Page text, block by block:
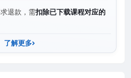
退款，需扣除已下载课程对应的
了解更多